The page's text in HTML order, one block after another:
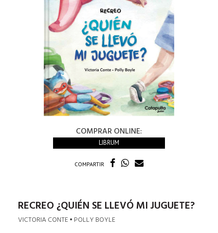
COMPRAR ONLINE:
LIBRUM
COMPARTIR
RECREO ¿QUIÉN SE LLEVÓ MI JUGUETE?
VICTORIA CONTE • POLLY BOYLE